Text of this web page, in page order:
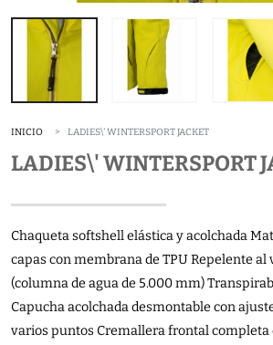
INICIO LADIES\' WINTERSPORT JACKET
LADIES\' WINTERSPORT
Chaqueta softshell elástica y acolchada
capas con membrana de TPU Repelente al
(columna de agua de 5.000 mm)
Capucha acolchada desmontable con
varios puntos Cremallera frontal completa